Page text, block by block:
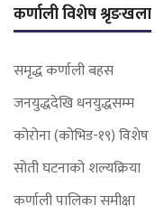
कर्णाली विशेष श्रृङखला
समृद्ध कर्णाली बहस
जनयुद्धदेखि धनयुद्धसम्म
कोरोना (कोभिड-१९) विशेष
सोती घटनाको शल्यक्रिया
कर्णाली पालिका समीक्षा